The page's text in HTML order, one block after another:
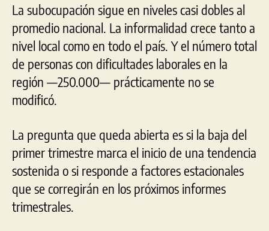
La subocupación sigue en niveles casi dobles al
promedio nacional. La informalidad crece tanto a
nivel local como en todo el país. Y el número total
de personas con dificultades laborales en la
región —250.000— prácticamente no se
modificó.
La pregunta que queda abierta es si la baja del
primer trimestre marca el inicio de una tendencia
sostenida o si responde a factores estacionales
que se corregirán en los próximos informes
trimestrales.